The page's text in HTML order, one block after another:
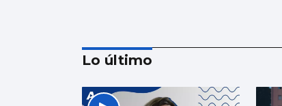
Lo último